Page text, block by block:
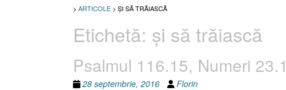
> ARTICOLE > ŞI SĂ TRĂIASCĂ
Etichetă: şi să trăiască
Psalmul 116.15, Numeri
28 septembrie, 2016 Florin